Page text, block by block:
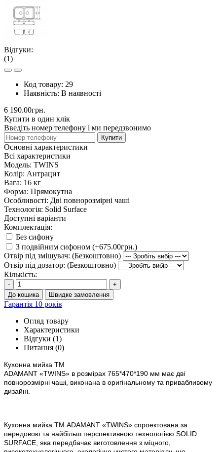
Відгуки:
(1)
Код товару: 29
Наявність: В наявності
6 190.00грн.
Купити в один клік
Введіть номер телефону і ми передзвонимо
Купити
Основні характеристики
Всі характеристики
Модель: TWINS
Колір: Антрацит
Вага: 16 кг
Форма: Прямокутна
Особливості: Дві повнорозмірні чаші
Технологія: Solid Surface
Доступні варіанти
Комплектація:
Без сифону
З подвійним сифоном (+675.00грн.)
Отвір під змішувач: (Безкоштовно)
Отвір під дозатор: (Безкоштовно)
Кількість:
-
+
До кошика
Швидке замовлення
Гарантія 10 років
Огляд товару
Характеристики
Відгуки (1)
Питання (0)
Кухонна мийка ТМ
ADAMANT «TWINS» в розмірах 765*470*190 мм має дві
повнорозмірні чаші, виконана в оригінальному та привабливому
дизайні.
Кухонна мийка ТМ ADAMANT «TWINS» спроектована за
передовою та найбільш перспективною технологією SOLID
SURFACE, яка передбачає виготовлення з міцного,